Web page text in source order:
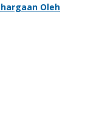
Oleh